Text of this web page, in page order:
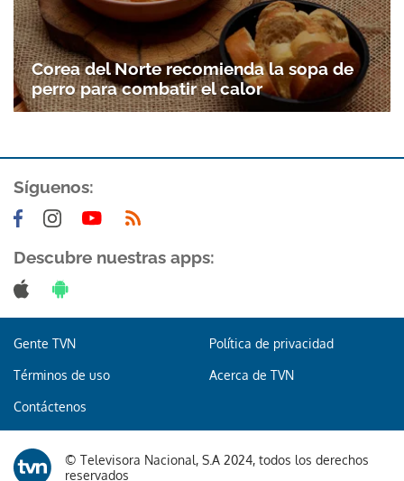
Corea del Norte recomienda la sopa de
perro para combatir el calor
Síguenos:
Descubre nuestras apps:
Gente TVN Política de privacidad
Términos de uso Acerca de TVN
Contáctenos
© Televisora Nacional, S.A 2024, todos los derechos
reservados